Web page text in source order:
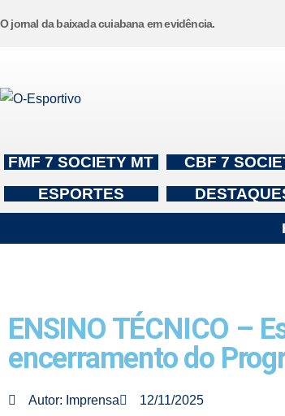
o
O jornal da baixada cuiabana em evidência.
FMF 7 SOCIETY MT CBF 7
ESPORTES
ENSINO TÉCNICO –
encerramento do
Autor: Imprensa 12/11/2025